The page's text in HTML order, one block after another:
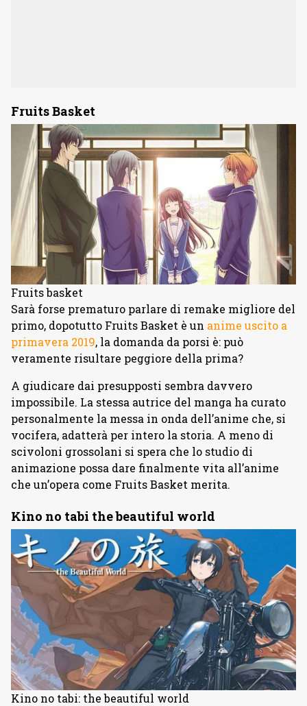
Fruits Basket
Fruits basket
Sarà forse prematuro parlare di remake migliore del
primo, dopotutto Fruits Basket è un anime uscito a
primavera 2019, la domanda da porsi è: può
veramente risultare peggiore della prima?
A giudicare dai presupposti sembra davvero
impossibile. La stessa autrice del manga ha curato
personalmente la messa in onda dell’anime che, si
vocifera, adatterà per intero la storia. A meno di
scivoloni grossolani si spera che lo studio di
animazione possa dare finalmente vita all’anime
che un’opera come Fruits Basket merita.
Kino no tabi the beautiful world
Kino no tabi: the beautiful world